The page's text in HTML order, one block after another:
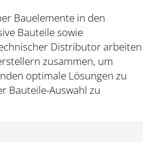
Bauelemente in den
Bauteile sowie
Distributor arbeiten
zusammen, um
optimale Lösungen zu
Bauteile-Auswahl zu